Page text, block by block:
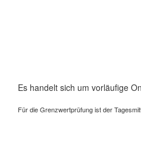
Es handelt sich um vorläufige
Für die Grenzwertprüfung ist der